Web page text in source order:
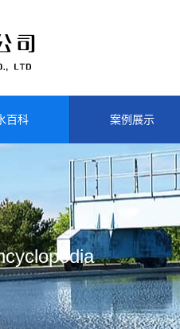
百科 案例展示